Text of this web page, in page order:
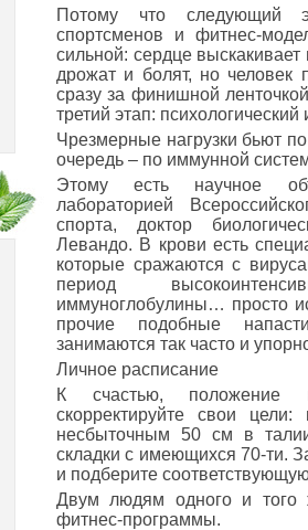
Потому что следующий
спортсменов и фитнес-
сильной: сердце
дрожат и болят, но человек
сразу за финишной
третий этап:
Чрезмерные нагрузки бьют
очередь – по иммунной
Этому есть научное
лабораторией
спорта, доктор
Левандо. В крови есть
которые сражаются с
период
иммуноглобулины… просто
прочие подобные
занимаются так часто и
Личное расписание
К счастью, положение
скорректируйте свои
несбыточным 50 см в
складки с имеющихся 70-ти.
и подберите
Двум людям одного и того
фитнес-программы.